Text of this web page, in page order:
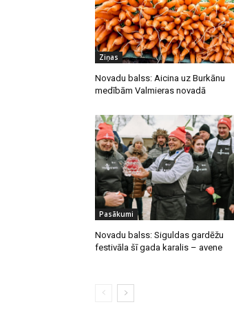
Ziņas
Novadu balss: Aicina uz Burkānu
medībām Valmieras novadā
Pasākumi
Novadu balss: Siguldas gardēžu
festivāla šī gada karalis – avene